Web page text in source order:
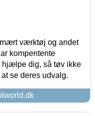
værktøj og andet
kompentente
hjælpe dig, så tøv ikke
se deres udvalg.